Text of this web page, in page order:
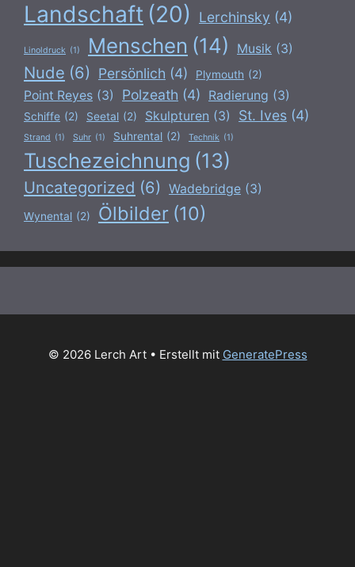
Landschaft (20) Lerchinsky (4)
Linoldruck (1) Menschen (14) Musik (3)
Nude (6) Persönlich (4) Plymouth (2)
Point Reyes (3) Polzeath (4) Radierung (3)
Schiffe (2) Seetal (2) Skulpturen (3) St. Ives (4)
Strand (1) Suhr (1) Suhrental (2) Technik (1)
Tuschezeichnung (13)
Uncategorized (6) Wadebridge (3)
Wynental (2) Ölbilder (10)
© 2026 Lerch Art• Erstellt mit GeneratePress